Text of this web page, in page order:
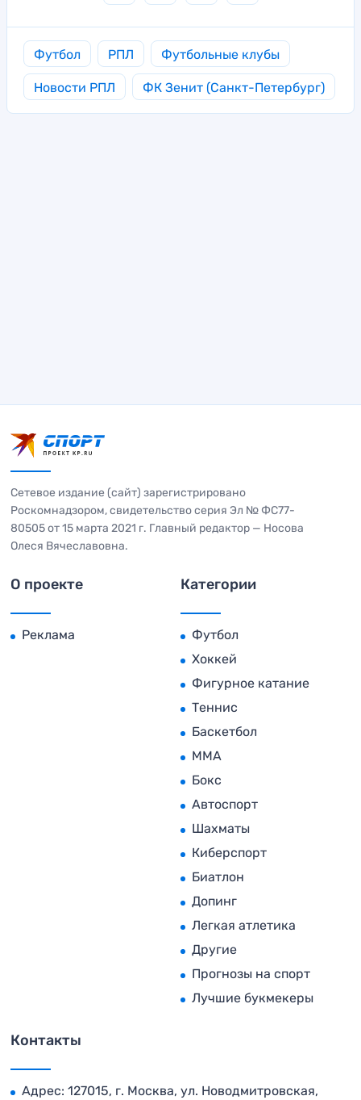
Футбол РПЛ Футбольные клубы
Новости РПЛ ФК Зенит (Санкт-Петербург)
Сетевое издание (сайт) зарегистрировано
Роскомнадзором, свидетельство серия Эл № ФС77-
80505 от 15 марта 2021 г. Главный редактор — Носова
Олеся Вячеславовна.
О проекте
Реклама
Категории
Футбол
Хоккей
Фигурное катание
Теннис
Баскетбол
MMA
Бокс
Автоспорт
Шахматы
Киберспорт
Биатлон
Допинг
Легкая атлетика
Другие
Прогнозы на спорт
Лучшие букмекеры
Контакты
Адрес: 127015, г. Москва, ул. Новодмитровская,